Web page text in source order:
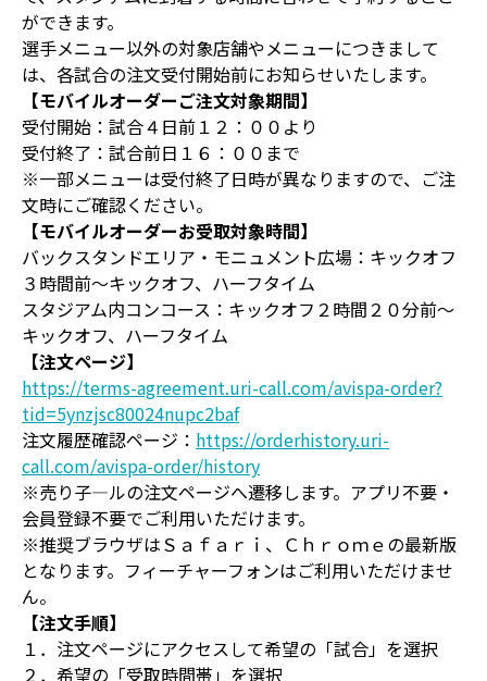
ができます。
選手メニュー以外の対象店舗やメニューにつきまして
は、各試合の注文受付開始前にお知らせいたします。
【モバイルオーダーご注文対象期間】
受付開始：試合４日前１２：００より
受付終了：試合前日１６：００まで
※一部メニューは受付終了日時が異なりますので、ご注
文時にご確認ください。
【モバイルオーダーお受取対象時間】
バックスタンドエリア・モニュメント広場：キックオフ
３時間前～キックオフ、ハーフタイム
スタジアム内コンコース：キックオフ２時間２０分前～
キックオフ、ハーフタイム
【注文ページ】
https://terms-agreement.uri-call.com/avispa-order?
tid=5ynzjsc80024nupc2baf
注文履歴確認ページ： https://orderhistory.uri-
call.com/avispa-order/history
※売り子―ルの注文ページへ遷移します。アプリ不要・
会員登録不要でご利用いただけます。
※推奨ブラウザはＳａｆａｒｉ、Ｃｈｒｏｍｅの最新版
となります。フィーチャーフォンはご利用いただけませ
ん。
【注文手順】
１．注文ページにアクセスして希望の「試合」を選択
２．希望の「受取時間帯」を選択